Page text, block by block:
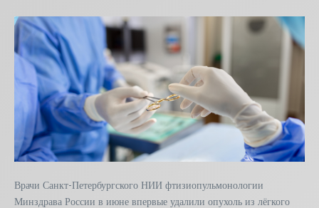
Врачи Санкт-Петербургского НИИ фтизиопульмонологии
Минздрава России в июне впервые удалили опухоль из лёгкого